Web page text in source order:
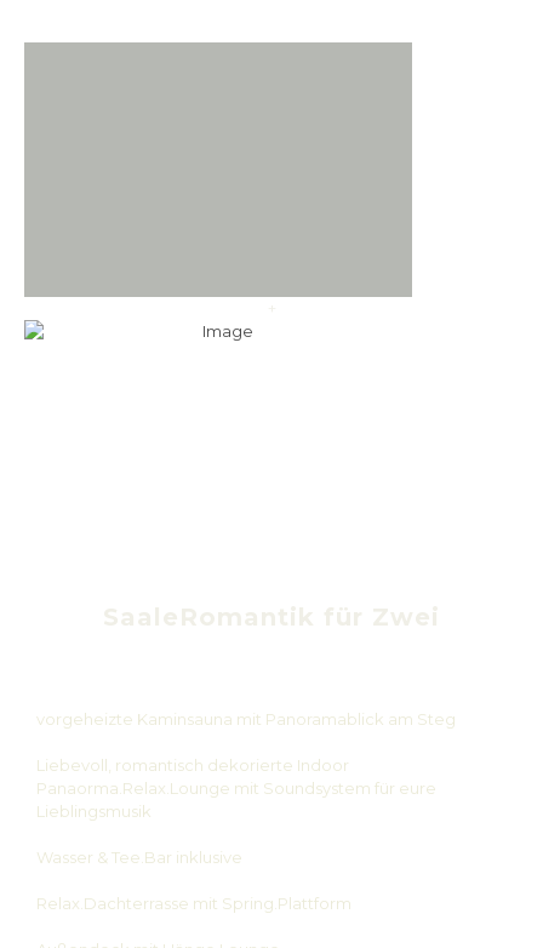
+
SaaleRomantik für Zwei
vorgeheizte Kaminsauna mit Panoramablick am Steg
Liebevoll, romantisch dekorierte Indoor
Panaorma.Relax.Lounge mit Soundsystem für eure
Lieblingsmusik
Wasser & Tee.Bar inklusive
Relax.Dachterrasse mit Spring.Plattform